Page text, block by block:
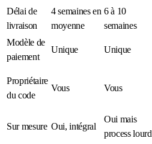
Délai de
livraison
4 semaines en
moyenne
6 à 10
semaines
Modèle de
paiement
Unique Unique
Propriétaire
du code
Vous Vous
Sur mesure Oui, intégral
Oui mais
process lourd